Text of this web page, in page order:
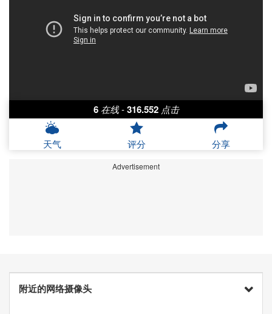
6 在线 - 316.552 点击
天气 评分 分享
Advertisement
附近的网络摄像头